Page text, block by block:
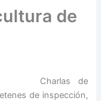
de
Charlas de
de inspección,